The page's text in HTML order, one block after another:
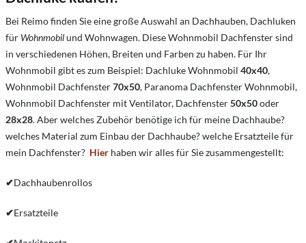
Bei Reimo finden Sie eine große Auswahl an Dachhauben, Dachluken
für Wohnmobilund Wohnwagen. Diese Wohnmobil Dachfenster sind
in verschiedenen Höhen, Breiten und Farben zu haben. Für Ihr
Wohnmobil gibt es zum Beispiel: Dachluke Wohnmobil 40x40,
Wohnmobil Dachfenster70x50, Paranoma Dachfenster Wohnmobil,
Wohnmobil Dachfenster mit Ventilator, Dachfenster50x50oder
28x28. Aber welches Zubehör benötige ich für meine Dachhaube?
welches Material zum Einbau der Dachhaube? welche Ersatzteile für
mein Dachfenster? Hier haben wir alles für Sie zusammengestellt:
✔Dachhaubenrollos
✔Ersatzteile